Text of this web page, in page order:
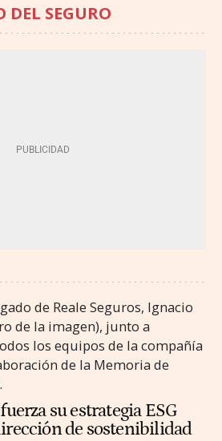
DEL SEGURO
su estrategia ESG
de sostenibilidad